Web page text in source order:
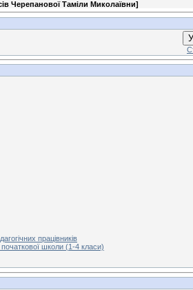
Черепанової Таміли Миколаївни]
працівників
школи (1-4 класи)